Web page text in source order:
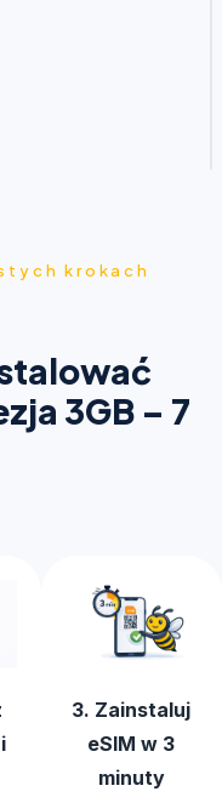
krokach
3GB – 7
3. Zainstaluj
eSIM w 3
minuty